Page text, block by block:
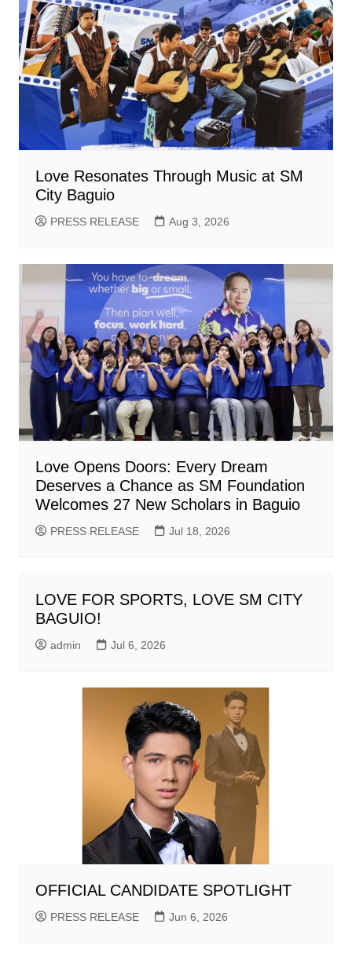
Love Resonates Through Music at SM
City Baguio
PRESS RELEASE Aug 3, 2026
Love Opens Doors: Every Dream
Deserves a Chance as SM Foundation
Welcomes 27 New Scholars in Baguio
PRESS RELEASE Jul 18, 2026
LOVE FOR SPORTS, LOVE SM CITY
BAGUIO!
admin Jul 6, 2026
OFFICIAL CANDIDATE SPOTLIGHT
PRESS RELEASE Jun 6, 2026